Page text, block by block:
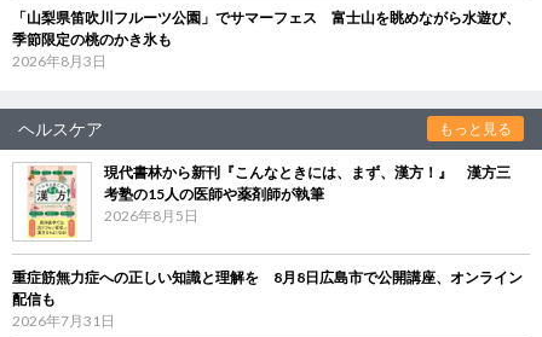
「山梨県笛吹川フルーツ公園」でサマーフェス 富士山を眺めながら水遊び、
季節限定の桃のかき氷も
2026年8月3日
ヘルスケア もっと見る
現代書林から新刊『こんなときには、まず、漢方！』 漢方三
考塾の15人の医師や薬剤師が執筆
2026年8月5日
重症筋無力症への正しい知識と理解を 8月8日広島市で公開講座、オンライン
配信も
2026年7月31日